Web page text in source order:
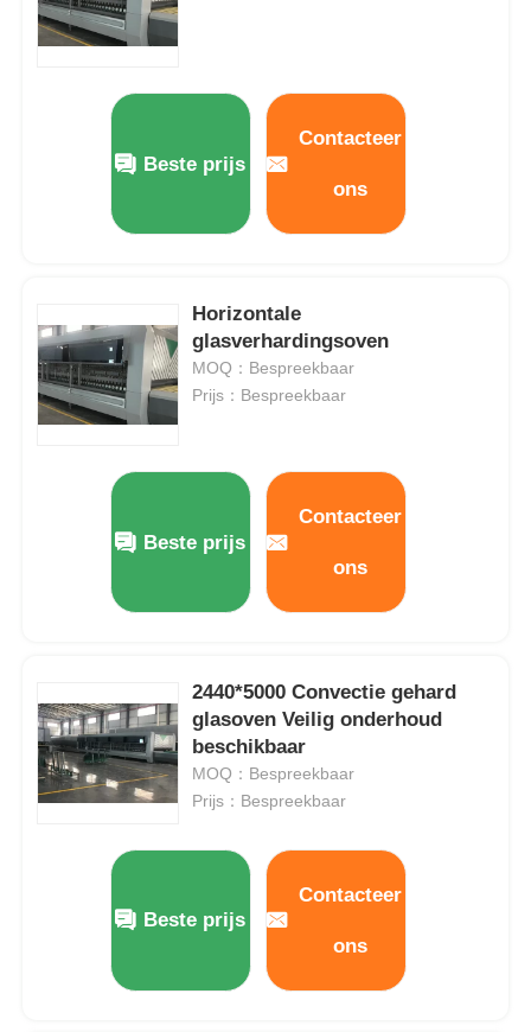
Huis
Producten
VR-show
Kwaliteitscontrole
Contacteer ons
Beste prijs
Contacteer
ons
Horizontale
glasverhardingsoven
MOQ：Bespreekbaar
Prijs：Bespreekbaar
Beste prijs
Contacteer
ons
2440*5000 Convectie gehard
glasoven Veilig onderhoud
beschikbaar
MOQ：Bespreekbaar
Prijs：Bespreekbaar
Beste prijs
Contacteer
ons